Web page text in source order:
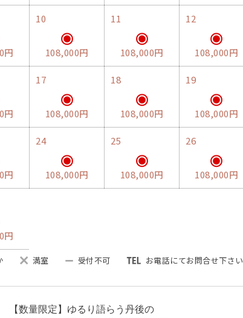
円
10
108,000円
11
108,000円
12
108,000円
円
17
108,000円
18
108,000円
19
108,000円
円
24
108,000円
25
108,000円
26
108,000円
円
満室 受付不可 お電話にてお問合せ下さい
【数量限定】ゆるり語らう丹後の